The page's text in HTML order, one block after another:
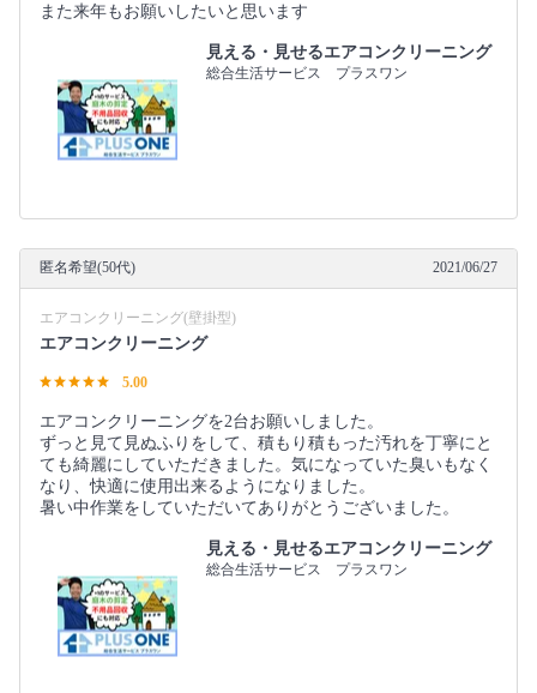
また来年もお願いしたいと思います
見える・見せるエアコンクリーニング
総合生活サービス プラスワン
匿名希望(50代) 2021/06/27
エアコンクリーニング(壁掛型)
エアコンクリーニング
5.00
エアコンクリーニングを2台お願いしました。
ずっと見て見ぬふりをして、積もり積もった汚れを丁寧にと
ても綺麗にしていただきました。気になっていた臭いもなく
なり、快適に使用出来るようになりました。
暑い中作業をしていただいてありがとうございました。
見える・見せるエアコンクリーニング
総合生活サービス プラスワン